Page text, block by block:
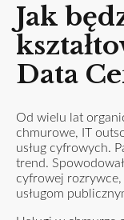
Jak
Data
Od wielu lat
chmurowe, IT
usług cyfrowych.
trend.
cyfrowej
usługom